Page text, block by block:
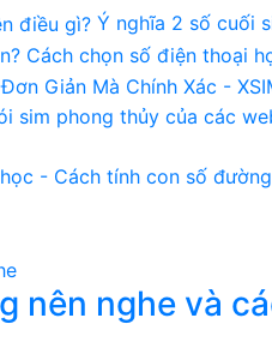
Ý nghĩa 2 số cuối
nên nghe và